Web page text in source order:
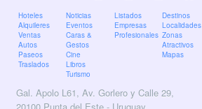
Hoteles
Alquileres
Ventas
Autos
Paseos
Traslados
Noticias
Eventos
Caras &
Gestos
Cine
Libros
Turismo
Listados
Empresas
Profesionales
Destinos
Localidades
Zonas
Atractivos
Mapas
Gal. Apolo L61, Av. Gorlero y Calle 29,